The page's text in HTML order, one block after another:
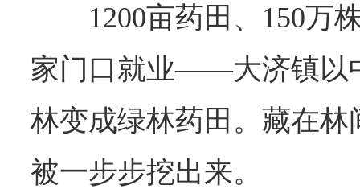
1200亩药田、150万
家门口就业——大济镇以
林变成绿林药田。藏在林
被一步步挖出来。